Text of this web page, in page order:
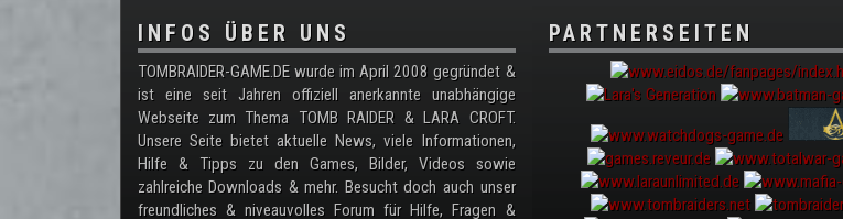
INFOS ÜBER UNS
TOMBRAIDER-GAME.DE wurde im April 2008 gegründet &
ist eine seit Jahren offiziell anerkannte unabhängige
Webseite zum Thema TOMB RAIDER & LARA CROFT.
Unsere Seite bietet aktuelle News, viele Informationen,
Hilfe & Tipps zu den Games, Bilder, Videos sowie
zahlreiche Downloads & mehr. Besucht doch auch unser
freundliches & niveauvolles Forum für Hilfe, Fragen &
PARTNERSEITEN